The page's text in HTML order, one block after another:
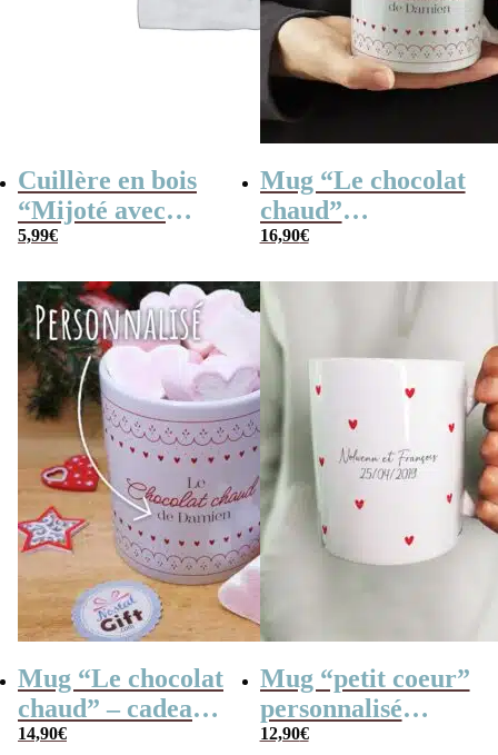
Cuillère en bois
“Mijoté avec
amour”
30 cm
5,99€
Mug “Le chocolat
chaud”
personnalisé et ses
Cadeau de Noël
16,90€
Mug “Le chocolat
chaud” – cadeau
personnalisé et ses
14,90€
Mug “petit coeur”
personnalisé
(Prénom + date) –
12,90€